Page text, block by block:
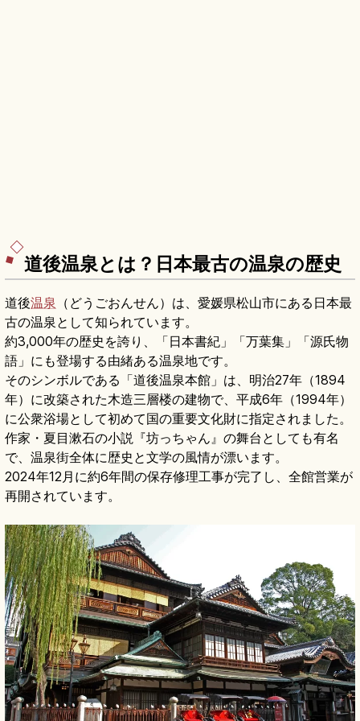
道後温泉とは？日本最古の温泉の歴史
道後温泉 （どうごおんせん）は、愛媛県松山市にある日本最
古の温泉として知られています。
約3,000年の歴史を誇り、「日本書紀」「万葉集」「源氏物
語」にも登場する由緒ある温泉地です。
そのシンボルである「道後温泉本館」は、明治27年（1894
年）に改築された木造三層楼の建物で、平成6年（1994年）
に公衆浴場として初めて国の重要文化財に指定されました。
作家・夏目漱石の小説『坊っちゃん』の舞台としても有名
で、温泉街全体に歴史と文学の風情が漂います。
2024年12月に約6年間の保存修理工事が完了し、全館営業が
再開されています。